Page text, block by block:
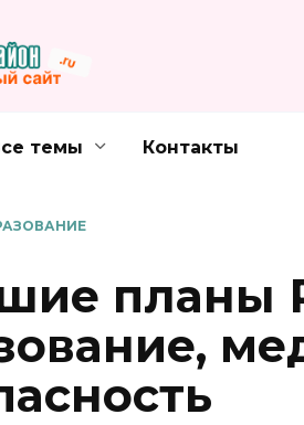
темы Контакты
планы